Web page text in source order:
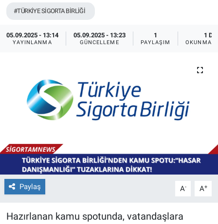
#TÜRKİYE SİGORTA BİRLİĞİ
05.09.2025 - 13:14
YAYINLANMA
05.09.2025 - 13:23
GÜNCELLEME
1
PAYLAŞIM
1 DK
OKUNMA
Paylaş A- A+
Hazırlanan kamu spotunda, vatandaşlara